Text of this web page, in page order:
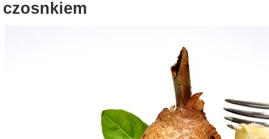
czosnkiem